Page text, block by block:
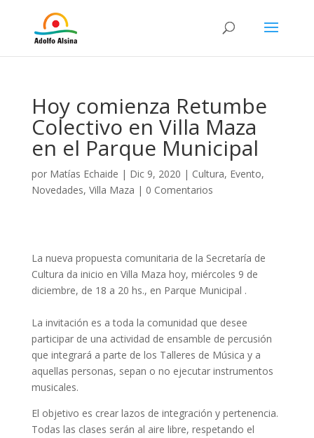
Hoy comienza Retumbe
Colectivo en Villa Maza
en el Parque Municipal
por Matías Echaide | Dic 9, 2020 | Cultura, Evento,
Novedades, Villa Maza | 0 Comentarios
La nueva propuesta comunitaria de la Secretaría de
Cultura da inicio en Villa Maza hoy, miércoles 9 de
diciembre, de 18 a 20 hs., en Parque Municipal .
La invitación es a toda la comunidad que desee
participar de una actividad de ensamble de percusión
que integrará a parte de los Talleres de Música y a
aquellas personas, sepan o no ejecutar instrumentos
musicales.
El objetivo es crear lazos de integración y pertenencia.
Todas las clases serán al aire libre, respetando el